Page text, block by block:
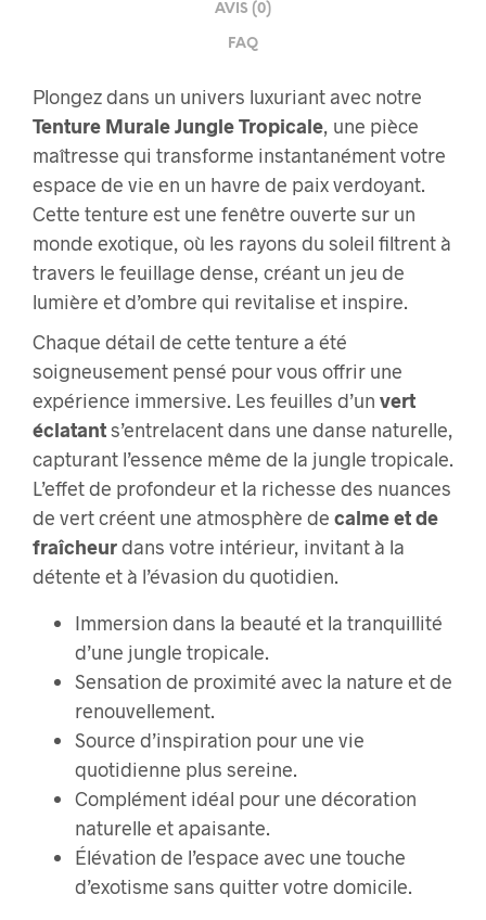
AVIS (0)
FAQ
Plongez dans un univers luxuriant avec notre
Tenture Murale Jungle Tropicale, une pièce
maîtresse qui transforme instantanément votre
espace de vie en un havre de paix verdoyant.
Cette tenture est une fenêtre ouverte sur un
monde exotique, où les rayons du soleil filtrent à
travers le feuillage dense, créant un jeu de
lumière et d’ombre qui revitalise et inspire.
Chaque détail de cette tenture a été
soigneusement pensé pour vous offrir une
expérience immersive. Les feuilles d’un vert
éclatants’entrelacent dans une danse naturelle,
capturant l’essence même de la jungle tropicale.
L’effet de profondeur et la richesse des nuances
de vert créent une atmosphère de calme et de
fraîcheurdans votre intérieur, invitant à la
détente et à l’évasion du quotidien.
Immersion dans la beauté et la tranquillité
d’une jungle tropicale.
Sensation de proximité avec la nature et de
renouvellement.
Source d’inspiration pour une vie
quotidienne plus sereine.
Complément idéal pour une décoration
naturelle et apaisante.
Élévation de l’espace avec une touche
d’exotisme sans quitter votre domicile.